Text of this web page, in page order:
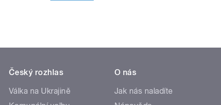
Český rozhlas
Válka na Ukrajině
O nás
Jak nás naladíte